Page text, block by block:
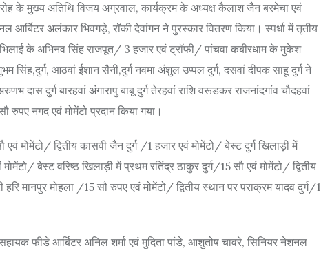
के मुख्य अतिथि विजय अग्रवाल, कार्यक्रम के अध्यक्ष कैलाश जैन बरमेचा एवं
आर्बिटर अलंकार भिवगड़े, रॉकी देवांगन ने पुरस्कार वितरण किया। स्पर्धा में तृतीय
के अभिनव सिंह राजपूत/ 3 हजार एवं ट्रॉफी/ पांचवा कबीरधाम के मुकेश
सिंह,दुर्ग, आठवां ईशान सैनी,दुर्ग नवमा अंशुल उप्पल दुर्ग, दसवां दीपक साहू दुर्ग ने
दास दुर्ग बारहवां अंगारापु बाबू दुर्ग तेरहवां राशि वरूडकर राजनांदगांव चौदहवां
रुपए नगद एवं मोमेंटो प्रदान किया गया।
मोमेंटो/ द्वितीय कासवी जैन दुर्ग /1 हजार एवं मोमेंटो/ बेस्ट दुर्ग खिलाड़ी में
बेस्ट वरिष्ठ खिलाड़ी में प्रथम रतिंद्र ठाकुर दुर्ग/15 सौ एवं मोमेंटो/ द्वितीय
मानपुर मोहला /15 सौ रुपए एवं मोमेंटो/ द्वितीय स्थान पर पराक्रम यादव दुर्ग/1
फीडे आर्बिटर अनिल शर्मा एवं मुदिता पांडे, आशुतोष चावरे, सिनियर नेशनल